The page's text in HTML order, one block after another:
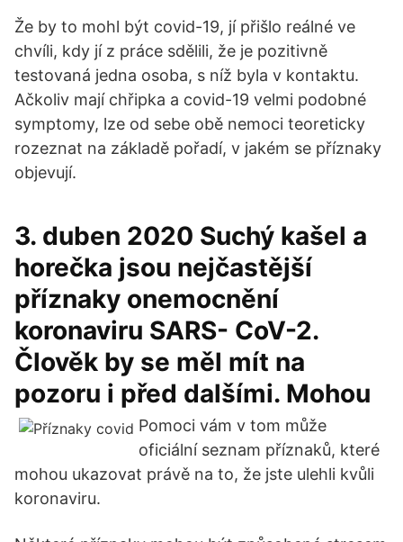
Že by to mohl být covid-19, jí přišlo reálné ve
chvíli, kdy jí z práce sdělili, že je pozitivně
testovaná jedna osoba, s níž byla v kontaktu.
Ačkoliv mají chřipka a covid-19 velmi podobné
symptomy, lze od sebe obě nemoci teoreticky
rozeznat na základě pořadí, v jakém se příznaky
objevují.
3. duben 2020 Suchý kašel a
horečka jsou nejčastější
příznaky onemocnění
koronaviru SARS- CoV-2.
Člověk by se měl mít na
pozoru i před dalšími. Mohou
Pomoci vám v tom může
oficiální seznam příznaků, které
mohou ukazovat právě na to, že jste ulehli kvůli
koronaviru.